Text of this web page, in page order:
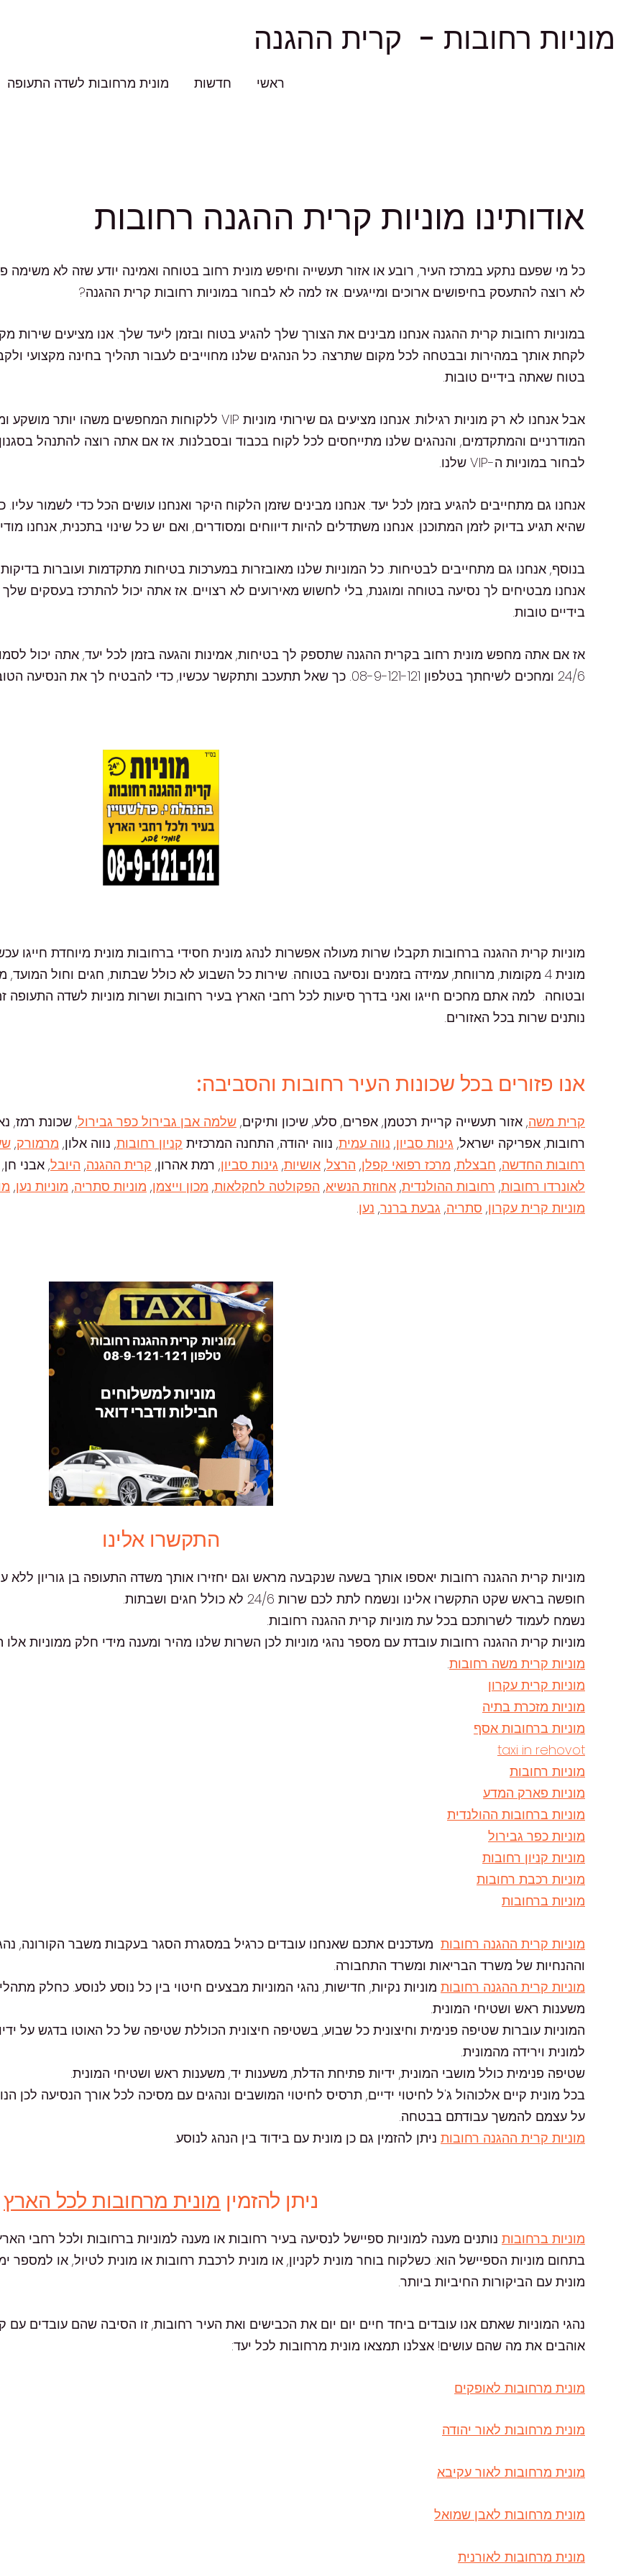
מוניות רחובות - קרית ההגנה
ראשי חדשות מונית מרחובות לשדה התעופה
אודותינו מוניות קרית ההגנה רחובות
כל מי שפעם נתקע במרכז העיר, רובע או אזור תעשייה וחיפש מונית רחוב בטוחה ואמינה יודע שזה לא
לא רוצה להתעסק בחיפושים ארוכים ומייגעים. אז למה לא לבחור במוניות רחובות קרית ההגנה?
במוניות רחובות קרית ההגנה אנחנו מבינים את הצורך שלך להגיע בטוח ובזמן ליעד שלך. אנו מציעים שירות
לקחת אותך במהירות ובבטחה לכל מקום שתרצה. כל הנהגים שלנו מחוייבים לעבור תהליך בחינה מקצועי
בטוח שאתה בידיים טובות.
המודרניים והמתקדמים, והנהגים שלנו מתייחסים לכל לקוח בכבוד ובסבלנות. אז אם אתה רוצה להתנהל
לבחור במוניות ה-VIP שלנו.
אנחנו גם מתחייבים להגיע בזמן לכל יעד. אנחנו מבינים שזמן הלקוח היקר ואנחנו עושים הכל כדי לשמור
שהיא תגיע בדיוק לזמן המתוכנן. אנחנו משתדלים להיות דיווחים ומסודרים, ואם יש כל שינוי בתכנית, אנחנו
בנוסף, אנחנו גם מתחייבים לבטיחות. כל המוניות שלנו מאובזרות במערכות בטיחות מתקדמות ועוברות
אנחנו מבטיחים לך נסיעה בטוחה ומוגנת, בלי לחשוש מאירועים לא רצויים. אז אתה יכול להתרכז בעסקים
בידיים טובות.
אז אם אתה מחפש מונית רחוב בקרית ההגנה שתספק לך בטיחות, אמינות והגעה בזמן לכל יעד, אתה יכול
24/6 ומחכים לשיחתך בטלפון 08-9-121-121. כך שאל תתעכב ותתקשר עכשיו, כדי להבטיח לך את הנסיעה הטובה ביותר!
מוניות קרית ההגנה ברחובות תקבלו שרות מעולה אפשרות לנהג מונית חסידי ברחובות מונית מיוחדת חייגו
מונית 4 מקומות, מרווחת, עמידה בזמנים ונסיעה בטוחה. שירות כל השבוע לא כולל שבתות, חגים וחול
ובטוחה. למה אתם מחכים חייגו ואני בדרך סיעות לכל רחבי הארץ בעיר רחובות ושרות מוניות לשדה התעופה זמינות 24/6 למעט חגים
נותנים שרות בכל האזורים.
אנו פזורים בכל שכונות העיר רחובות והסביבה:
קרית משה, אזור תעשייה קריית רכטמן, אפרים, סלע, שיכון ותיקים, שלמה אבן גבירול כפר גבירול, שכונת רמז,
רחובות, אפריקה ישראל, גינות סביון, נווה עמית, נווה יהודה, התחנה המרכזית קניון רחובות, נווה אלון, מרמורק,
רחובות החדשה, חבצלת, מרכז רפואי קפלן, הרצל, אושיות, גינות סביון, רמת אהרון, קרית ההגנה, היובל, אבני
לאונרדו רחובות, רחובות ההולנדית, אחוזת הנשיא, הפקולטה לחקלאות, מכון וייצמן, מוניות סתריה, מוניות נען,
מוניות קרית עקרון, סתריה, גבעת ברנר, נען.
התקשרו אלינו
מוניות קרית ההגנה רחובות יאספו אותך בשעה שנקבעה מראש וגם יחזירו אותך משדה התעופה בן גוריון ללא
חופשה בראש שקט התקשרו אלינו ונשמח לתת לכם שרות 24/6 לא כולל חגים ושבתות.
נשמח לעמוד לשרותכם בכל עת מוניות קרית ההגנה רחובות.
מוניות קרית ההגנה רחובות עובדת עם מספר נהגי מוניות לכן השרות שלנו מהיר ומענה מידי חלק ממוניות אלו
מוניות קרית משה רחובות.
מוניות קרית עקרון
מוניות מזכרת בתיה
מוניות ברחובות אסף
taxi in rehovot
מוניות רחובות
מוניות פארק המדע
מוניות ברחובות ההולנדית
מוניות כפר גבירול
מוניות קניון רחובות
מוניות רכבת רחובות
מוניות ברחובות
מוניות קרית ההגנה רחובות מעדכנים אתכם שאנחנו עובדים כרגיל במסגרת הסגר בעקבות משבר הקורונה,
וההנחיות של משרד הבריאות ומשרד התחבורה.
מוניות קרית ההגנה רחובות מוניות נקיות, חדישות, נהגי המוניות מבצעים חיטוי בין כל נוסע לנוסע. כחלק
משענות ראש ושטיחי המונית.
המוניות עוברות שטיפה פנימית וחיצונית כל שבוע, בשטיפה חיצונית הכוללת שטיפה של כל האוטו בדגש על
למונית וירידה מהמונית.
שטיפה פנימית כולל מושבי המונית, ידיות פתיחת הדלת, משענות יד, משענות ראש ושטיחי המונית.
בכל מונית קיים אלכוהול ג'ל לחיטוי ידיים, תרסיס לחיטוי המושבים ונהגים עם מסיכה לכל אורך הנסיעה לכן
על עצמם להמשך עבודתם בבטחה.
מוניות קרית ההגנה רחובות ניתן להזמין גם כן מונית עם בידוד בין הנהג לנוסע.
ניתן להזמין מונית מרחובות לכל הארץ
מוניות ברחובות נותנים מענה למוניות ספיישל לנסיעה בעיר רחובות או מענה למוניות ברחובות ולכל רחבי
בתחום מוניות הספיישל הוא: כשלקוח בוחר מונית לקניון, או מונית לרכבת רחובות או מונית לטיול, או למספר
מונית עם הביקורות החיביות ביותר.
נהגי המוניות שאתם אנו עובדים ביחד חיים יום יום את הכבישים ואת העיר רחובות, זו הסיבה שהם עובדים
אוהבים את מה שהם עושים! אצלנו תמצאו מונית מרחובות לכל יעד:
מונית מרחובות לאופקים
מונית מרחובות לאור יהודה
מונית מרחובות לאור עקיבא
מונית מרחובות לאבן שמואל
מונית מרחובות לאורנית